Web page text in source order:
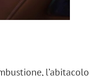
l’abitacolo